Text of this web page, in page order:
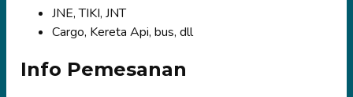
JNE, TIKI, JNT
Cargo, Kereta Api, bus, dll
Info Pemesanan